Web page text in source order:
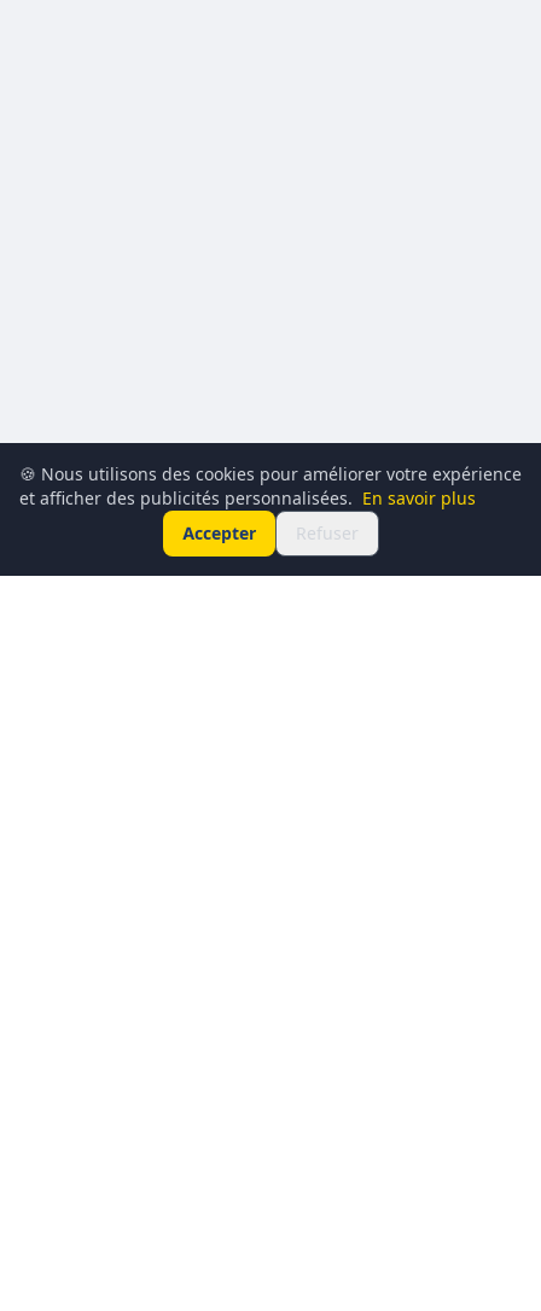
🍪 Nous utilisons des cookies pour améliorer votre expérience
et afficher des publicités personnalisées. En savoir plus
Accepter
Refuser